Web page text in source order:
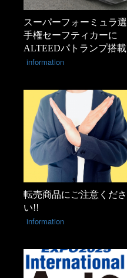
スーパーフォーミュラ選
手権セーフティカーに
ALTEEDパトランプ搭載
information
転売商品にご注意くださ
い!!
information